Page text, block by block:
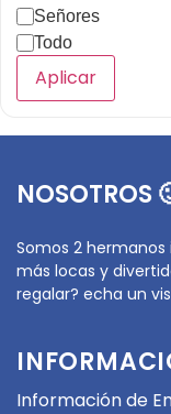
Señores
Todo
Aplicar
NOSOTROS
Somos 2
más locas y
regalar? echa un
Información de